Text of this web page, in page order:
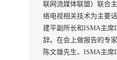
联网流媒体联盟）联合
络电视相关技术为主要
建平副所长和ISMA主席
辞。在会上做报告的专
陈文雄先生、ISMA主席